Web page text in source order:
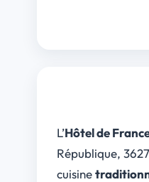
L’Hôtel de
République,
cuisine